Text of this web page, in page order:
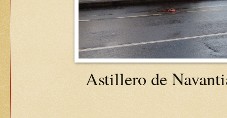
Astillero de